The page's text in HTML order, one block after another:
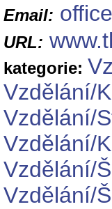
Email: office
URL:
kategorie:
Vzdělání/
Vzdělání/
Vzdělání/
Vzdělání/
Vzdělání/